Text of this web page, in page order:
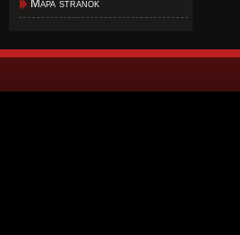
Mapa stránok